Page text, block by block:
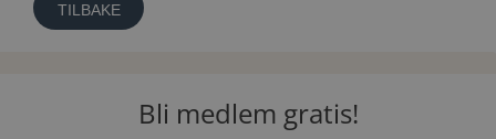
TILBAKE
Bli medlem gratis!